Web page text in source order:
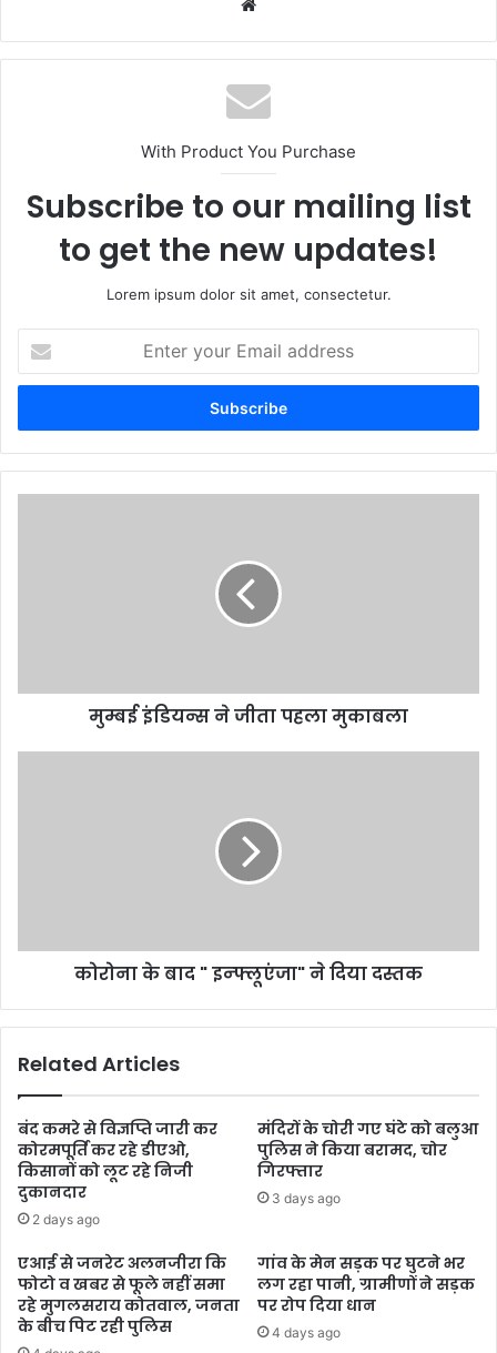
With Product You Purchase
Subscribe to our mailing list
to get the new updates!
Lorem ipsum dolor sit amet, consectetur.
your
Email
मुम्बई इंडियन्स ने जीता पहला मुकाबला
कोरोना के बाद " इन्फ्लूएंजा" ने दिया दस्तक
Related Articles
बंद कमरे से विज्ञप्ति जारी कर
कोरमपूर्ति कर रहे डीएओ,
किसानों को लूट रहे निजी
दुकानदार
2 days ago
मंदिरों के चोरी गए घंटे को बलुआ
पुलिस ने किया बरामद, चोर
गिरफ्तार
3 days ago
एआई से जनरेट अलनजीरा कि
फोटो व खबर से फूले नहीं समा
रहे मुगलसराय कोतवाल, जनता
के बीच पिट रही पुलिस
गांव के मेन सड़क पर घुटने भर
लग रहा पानी, ग्रामीणों ने सड़क
पर रोप दिया धान
4 days ago